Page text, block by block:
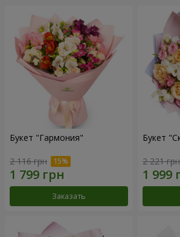
Букет "Гармония"
2 116 грн
Заказать
Букет
2 221 грн